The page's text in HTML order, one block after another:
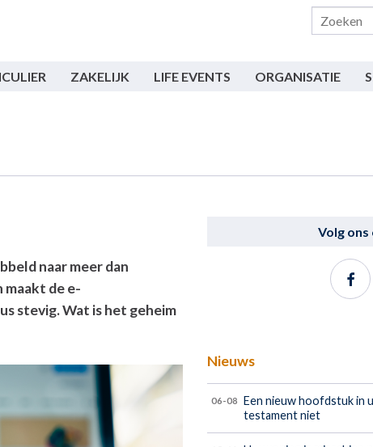
ZAKELIJK LIFE EVENTS ORGANISATIE
naar meer dan
maakt de e-
stevig. Wat is het geheim
Volg ons
Nieuws
06-08
Een nieuw hoofdstuk in
testament niet